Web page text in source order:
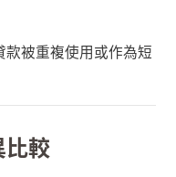
被重複使用或作為短
比較